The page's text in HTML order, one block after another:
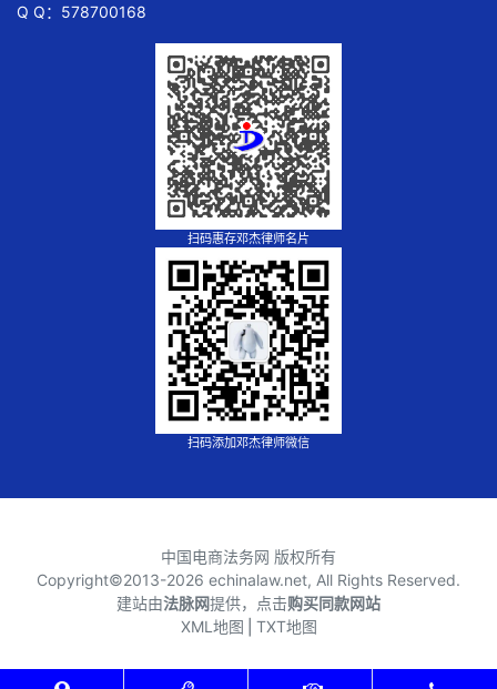
Q Q：578700168
扫码惠存邓杰律师名片
扫码添加邓杰律师微信
中国电商法务网 版权所有
Copyright©2013-2026 echinalaw.net, All Rights Reserved.
建站由法脉网提供，点击购买同款网站
XML地图
TXT地图